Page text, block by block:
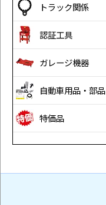
トラック関係
認証工具
ガレージ機器
自動車用品・部品
特価品